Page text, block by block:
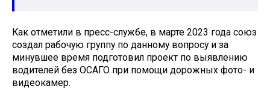
Как отметили в пресс-службе, в марте 2023 года союз
создал рабочую группу по данному вопросу и за
минувшее время подготовил проект по выявлению
водителей без ОСАГО при помощи дорожных фото- и
видеокамер.